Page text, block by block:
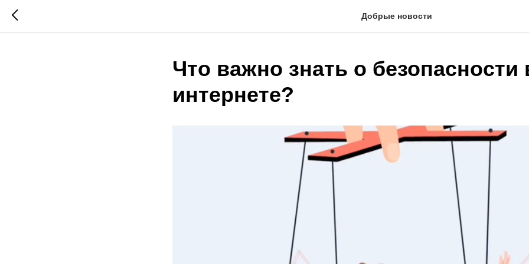
Добрые новости
Что важно знать о безопасности
интернете?